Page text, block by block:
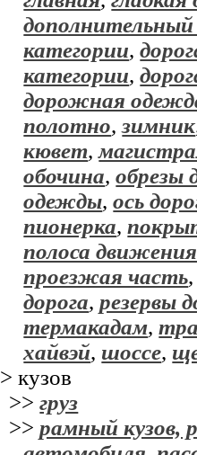
категории,
категории,
дорожная
полотно,зимник
кювет,
обочина,обрезы
одежды,ось
пионерка,
полоса движения
проезжая часть
дорога,резервы
термакадам,
хайвэй, шоссе,
> кузов
>>груз
>>рамный кузов,